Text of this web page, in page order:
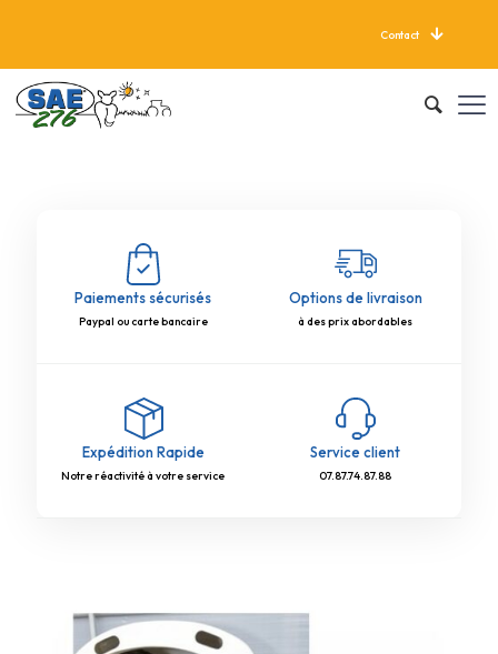
Paiements sécurisés
Paypal ou carte bancaire
Options de livraison
à des prix abordables
Expédition Rapide
Notre réactivité à votre service
Service client
07.87.74.87.88